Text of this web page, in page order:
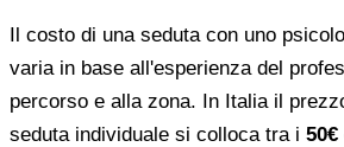
Il costo di una seduta con uno
varia in base all'esperienza del
percorso e alla zona. In Italia il
seduta individuale si colloca tra i 50€